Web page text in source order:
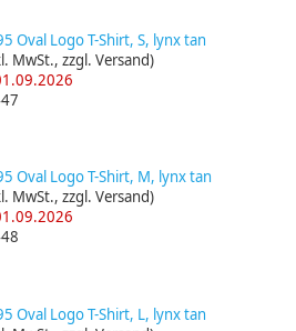
Oval Logo T-Shirt, S, lynx tan
MwSt., zzgl. Versand)
Oval Logo T-Shirt, M, lynx tan
MwSt., zzgl. Versand)
Oval Logo T-Shirt, L, lynx tan